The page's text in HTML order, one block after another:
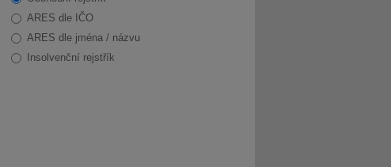
ARES dle IČO
ARES dle jména / názvu
Insolvenční rejstřík